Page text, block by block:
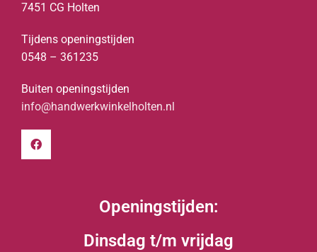
7451 CG Holten
Tijdens openingstijden
0548 – 361235
Buiten openingstijden
info@handwerkwinkelholten.nl
Openingstijden:
Dinsdag t/m vrijdag